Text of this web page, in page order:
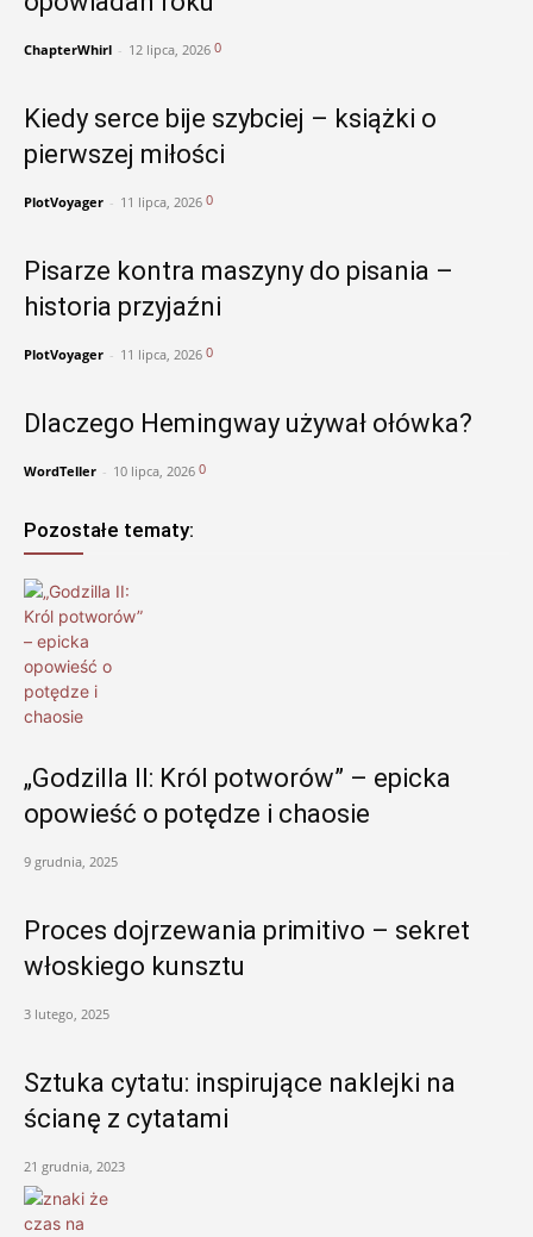
ChapterWhirl - 12 lipca, 2026 0
Kiedy serce bije szybciej – książki o
pierwszej miłości
PlotVoyager - 11 lipca, 2026 0
Pisarze kontra maszyny do pisania –
historia przyjaźni
PlotVoyager - 11 lipca, 2026 0
Dlaczego Hemingway używał ołówka?
WordTeller - 10 lipca, 2026 0
Pozostałe tematy:
„Godzilla II: Król potworów” – epicka
opowieść o potędze i chaosie
9 grudnia, 2025
Proces dojrzewania primitivo – sekret
włoskiego kunsztu
3 lutego, 2025
Sztuka cytatu: inspirujące naklejki na
ścianę z cytatami
21 grudnia, 2023